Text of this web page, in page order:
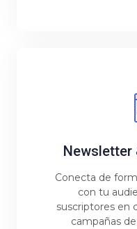
Newsletter
Conecta de
con tu
suscriptores en
campañas